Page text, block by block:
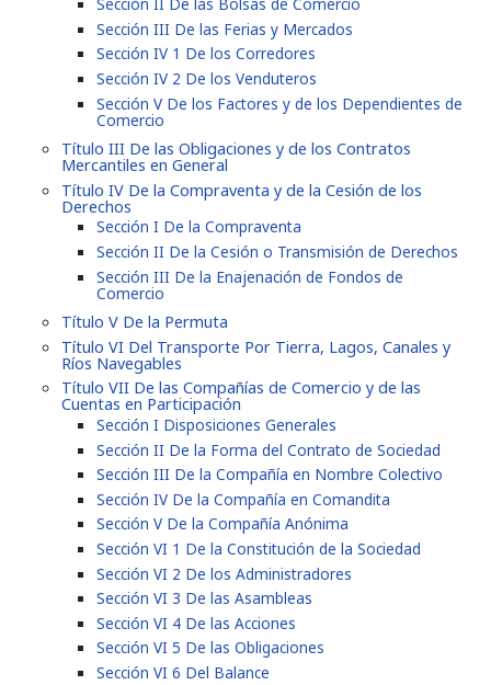
Sección III De las Ferias y Mercados
Sección IV 1 De los Corredores
Sección IV 2 De los Venduteros
Sección V De los Factores y de los Dependientes de
Comercio
Título III De las Obligaciones y de los Contratos
Mercantiles en General
Título IV De la Compraventa y de la Cesión de los
Derechos
Sección I De la Compraventa
Sección II De la Cesión o Transmisión de Derechos
Sección III De la Enajenación de Fondos de
Comercio
Título V De la Permuta
Título VI Del Transporte Por Tierra, Lagos, Canales y
Ríos Navegables
Título VII De las Compañías de Comercio y de las
Cuentas en Participación
Sección I Disposiciones Generales
Sección II De la Forma del Contrato de Sociedad
Sección III De la Compañía en Nombre Colectivo
Sección IV De la Compañía en Comandita
Sección V De la Compañía Anónima
Sección VI 1 De la Constitución de la Sociedad
Sección VI 2 De los Administradores
Sección VI 3 De las Asambleas
Sección VI 4 De las Acciones
Sección VI 5 De las Obligaciones
Sección VI 6 Del Balance